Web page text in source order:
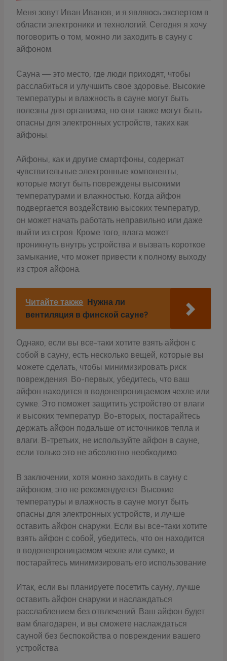
Меня зовут Иван Иванов, и я являюсь экспертом в
области электроники и технологий. Сегодня я хочу
поговорить о том, можно ли заходить в сауну с
айфоном.
Сауна — это место, где люди приходят, чтобы
расслабиться и улучшить свое здоровье. Высокие
температуры и влажность в сауне могут быть
полезны для организма, но они также могут быть
опасны для электронных устройств, таких как
айфоны.
Айфоны, как и другие смартфоны, содержат
чувствительные электронные компоненты,
которые могут быть повреждены высокими
температурами и влажностью. Когда айфон
подвергается воздействию высоких температур,
он может начать работать неправильно или даже
выйти из строя. Кроме того, влага может
проникнуть внутрь устройства и вызвать короткое
замыкание, что может привести к полному выходу
из строя айфона.
Читайте также Нужна ли
вентиляция в финской сауне?
Однако, если вы все-таки хотите взять айфон с
собой в сауну, есть несколько вещей, которые вы
можете сделать, чтобы минимизировать риск
повреждения. Во-первых, убедитесь, что ваш
айфон находится в водонепроницаемом чехле или
сумке. Это поможет защитить устройство от влаги
и высоких температур. Во-вторых, постарайтесь
держать айфон подальше от источников тепла и
влаги. В-третьих, не используйте айфон в сауне,
если только это не абсолютно необходимо.
В заключении, хотя можно заходить в сауну с
айфоном, это не рекомендуется. Высокие
температуры и влажность в сауне могут быть
опасны для электронных устройств, и лучше
оставить айфон снаружи. Если вы все-таки хотите
взять айфон с собой, убедитесь, что он находится
в водонепроницаемом чехле или сумке, и
постарайтесь минимизировать его использование.
Итак, если вы планируете посетить сауну, лучше
оставить айфон снаружи и наслаждаться
расслаблением без отвлечений. Ваш айфон будет
вам благодарен, и вы сможете наслаждаться
сауной без беспокойства о повреждении вашего
устройства.